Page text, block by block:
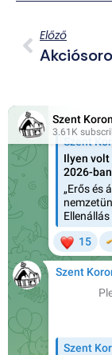
Előző